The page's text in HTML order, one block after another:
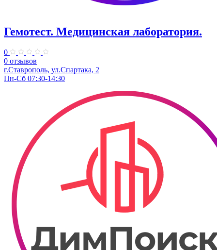
Гемотест. Медицинская лаборатория.
0
0 отзывов
г.Ставрополь, ул.Спартака, 2
Пн-Сб 07:30-14:30